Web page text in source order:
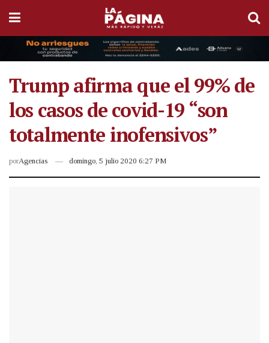
Trump afirma que el 99% de
los casos de covid-19 “son
totalmente inofensivos”
porAgencias domingo, 5 julio 2020 6:27 PM